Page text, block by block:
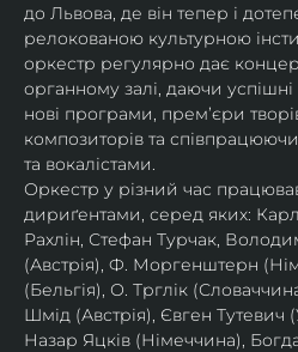
до Львова, де він тепер і
релокованою культурною
оркестр регулярно дає
органному залі, даючи
нові програми, прем’єри
композиторів та
та вокалістами.
Оркестр у різний час
дириґентами, серед яких:
Рахлін, Стефан Турчак,
(Австрія), Ф. Моргенштерн
(Бельгія), О. Трглік
Шмід (Австрія), Євген Тутевич
Назар Яцків (Німеччина),